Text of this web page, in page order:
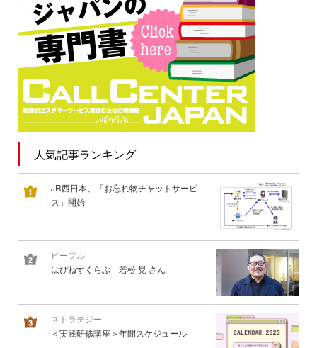
人気記事ランキング
JR西日本、「お忘れ物チャットサービ
ス」開始
ピープル
はぴねすくらぶ 若松 晃 さん
ストラテジー
＜実践研修講座＞年間スケジュール